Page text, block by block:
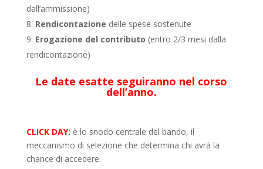
dall’ammissione)
Rendicontazione delle spese sostenute
Erogazione del contributo (entro 2/3 mesi dalla
rendicontazione)
Le date esatte seguiranno nel corso
dell’anno.
CLICK DAY: è lo snodo centrale del bando, il
meccanismo di selezione che determina chi avrà la
chance di accedere.